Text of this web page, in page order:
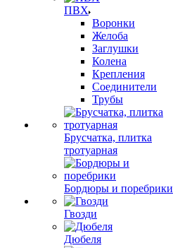
ПВХ
Воронки
Желоба
Заглушки
Колена
Крепления
Соединители
Трубы
Брусчатка, плитка
тротуарная
Бордюры и поребрики
Гвозди
Дюбеля